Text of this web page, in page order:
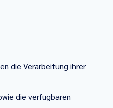
die Verarbeitung ihrer
die verfügbaren